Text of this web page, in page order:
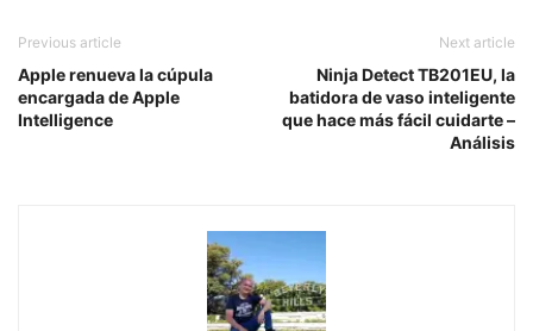
Previous article
Apple renueva la cúpula
encargada de Apple
Intelligence
Next article
Ninja Detect TB201EU, la
batidora de vaso inteligente
que hace más fácil cuidarte –
Análisis